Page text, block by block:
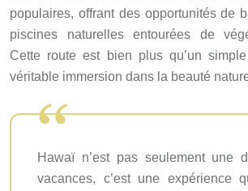
populaires, offrant des opportunités de
piscines naturelles entourées de
Cette route est bien plus qu’un
véritable immersion dans la beauté
Hawaï n’est pas seulement une
vacances, c’est une expérience